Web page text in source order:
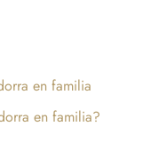
en familia
en familia?